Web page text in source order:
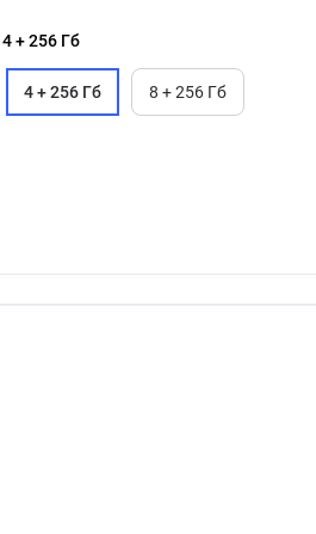
4 + 256 Гб
4 + 256 Гб 8 + 256 Гб